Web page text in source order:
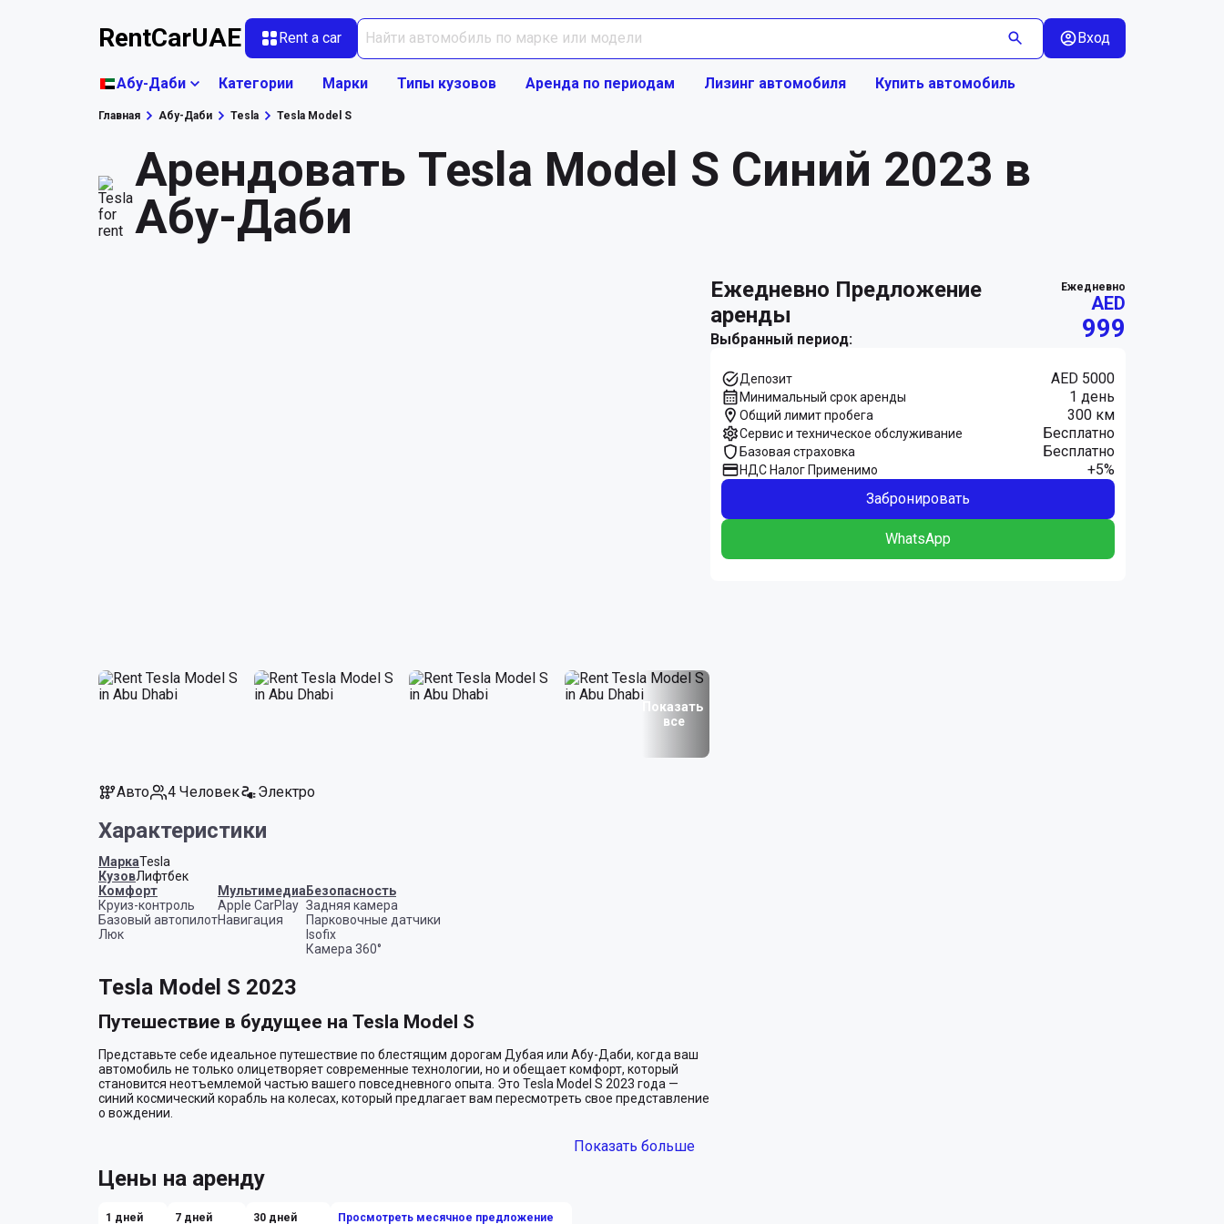
RentCarUAE Rent a car Вход
Абу-Даби Категории Марки Типы кузовов Аренда по периодам Лизинг автомобиля Купить автомобиль
Главная Абу-Даби Tesla Tesla Model S
Арендовать Tesla Model S Синий 2023 в
Абу-Даби
Показать
все
Авто 4 Человек Электро
Характеристики
МаркаTesla
КузовЛифтбек
Комфорт
Круиз-контроль
Базовый автопилот
Люк
Мультимедиа
Apple CarPlay
Навигация
Безопасность
Задняя камера
Парковочные датчики
Isofix
Камера 360°
Tesla Model S 2023
Путешествие в будущее на Tesla Model S
Представьте себе идеальное путешествие по блестящим дорогам Дубая или Абу-Даби, когда ваш
автомобиль не только олицетворяет современные технологии, но и обещает комфорт, который
становится неотъемлемой частью вашего повседневного опыта. Это Tesla Model S 2023 года —
синий космический корабль на колесах, который предлагает вам пересмотреть свое представление
о вождении.
Tesla Model S — это не просто автомобиль. Это ваш личный путь в мир будущего. Разрушая
стереотипы, она работает исключительно на электричестве, обещая вам экологичность и тишину в
Показать больше
Цены на аренду
1 дней
7 дней
30 дней
Просмотреть месячное предложение
ежедневно Предложение
аренды
Выбранный период:
ежедневно
AED
999
Депозит AED 5000
Минимальный срок аренды 1 день
Общий лимит пробега 300 км
Сервис и техническое обслуживание Бесплатно
Базовая страховка Бесплатно
НДС Налог Применимо
+5%
Забронировать
WhatsApp